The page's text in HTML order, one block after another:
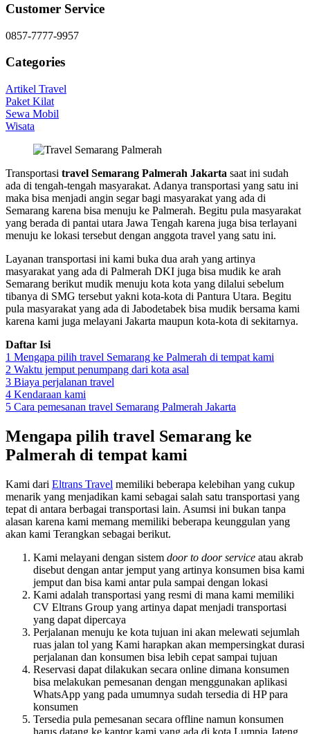
Customer Service
0857-7777-9957
Categories
Artikel Travel
Paket Kilat
Sewa Mobil
Wisata
Transportasi travel Semarang Palmerah Jakarta saat ini sudah
ada di tengah-tengah masyarakat. Adanya transportasi yang satu ini
maka bisa menjadi angin segar bagi masyarakat yang ada di
Semarang karena bisa menuju ke Palmerah. Begitu pula masyarakat
yang berada di pantai utara Jawa Tengah karena juga bisa terlayani
menuju ke lokasi tersebut dengan anggota travel yang satu ini.
Layanan transportasi ini kami buka dua arah yang artinya
masyarakat yang ada di Palmerah DKI juga bisa mudik ke arah
Semarang berikut mudik menuju kota kota yang dilalui sebelum
tibanya di SMG tersebut yakni kota-kota di Pantura Utara. Begitu
pula masyarakat yang ada di Jabodetabek bisa mudik bersama kami
karena kami juga melayani Jakarta maupun kota-kota di sekitarnya.
Daftar Isi
1 Mengapa pilih travel Semarang ke Palmerah di tempat kami
2 Waktu jemput penumpang dari kota asal
3 Biaya perjalanan travel
4 Kendaraan kami
5 Cara pemesanan travel Semarang Palmerah Jakarta
Mengapa pilih travel Semarang ke
Palmerah di tempat kami
Kami dari Eltrans Travel memiliki beberapa kelebihan yang cukup
menarik yang menjadikan kami sebagai salah satu transportasi yang
tepat di antara berbagai transportasi lain. Asumsi ini bukan tanpa
alasan karena kami memang memiliki beberapa keunggulan yang
akan kami Terangkan sebagai berikut.
Kami melayani dengan sistem door to door service atau akrab
disebut dengan antar jemput yang artinya konsumen bisa kami
jemput dan bisa kami antar pula sampai dengan lokasi
Kami adalah transportasi yang resmi di mana kami memiliki
CV Eltrans Group yang artinya dapat menjadi transportasi
yang dapat dipercaya
Perjalanan menuju ke kota tujuan ini akan melewati sejumlah
ruas jalan tol yang Kami harapkan akan mempersingkat durasi
perjalanan dan konsumen bisa lebih cepat sampai tujuan
Reservasi dapat dilakukan secara online dimana konsumen
bisa melakukan pemesanan dengan menggunakan aplikasi
WhatsApp yang pada umumnya sudah tersedia di HP para
konsumen
Tersedia pula pemesanan secara offline namun konsumen
harus datang ke kantor kami yang ada di kota Lumpia Jateng